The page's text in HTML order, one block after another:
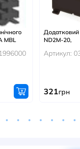
MBL
Додатковий
ND2M-20,
Артикул:
321грн